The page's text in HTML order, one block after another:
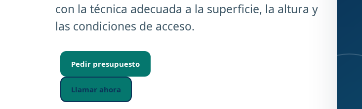
con la técnica adecuada a la superficie, la altura y
las condiciones de acceso.
Pedir presupuesto
Llamar ahora